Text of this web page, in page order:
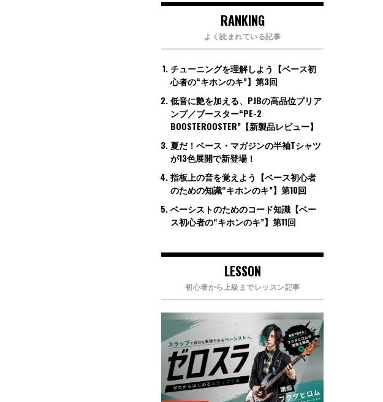
RANKING
よく読まれている記事
チューニングを理解しよう【ベース初
心者の“キホンのキ”】第3回
低音に艶を加える、PJBの高品位プリア
ンプ／ブースター“PE-2
BOOSTEROOSTER”【新製品レビュー】
夏だ！ベース・マガジンの半袖Tシャツ
が13色展開で新登場！
指板上の音を覚えよう【ベース初心者
のための知識“キホンのキ”】第10回
ベーシストのためのコード知識【ベー
ス初心者の“キホンのキ”】第11回
LESSON
初心者から上級までレッスン記事